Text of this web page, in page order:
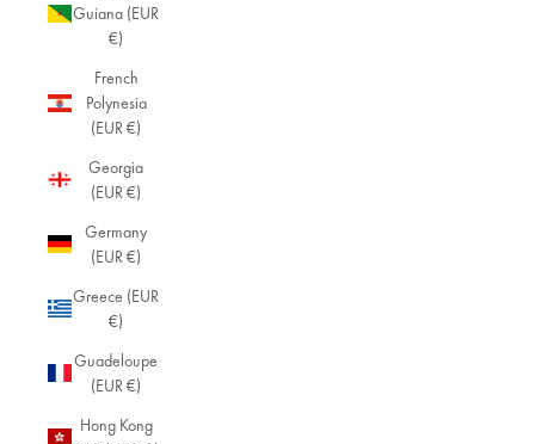
Guiana (EUR
€)
French
Polynesia
(EUR €)
Georgia
(EUR €)
Germany
(EUR €)
Greece (EUR
€)
Guadeloupe
(EUR €)
Hong Kong